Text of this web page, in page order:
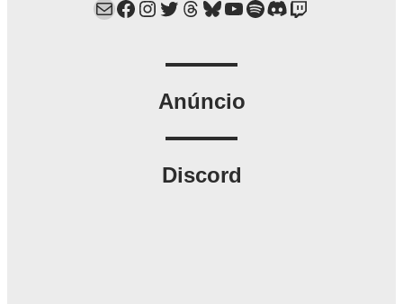
Mail Facebook Instagram Twitter Threads Bluesky YouTube Spotify Discord Twitch
Anúncio
Discord